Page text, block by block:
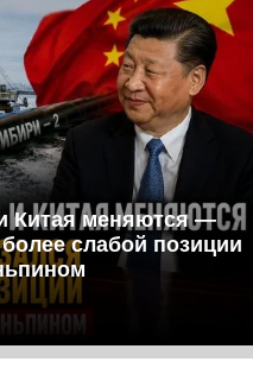
Китая меняются —
слабой позиции